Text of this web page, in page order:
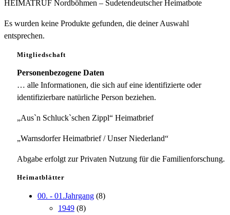
HEIMATRUF Nordböhmen – Sudetendeutscher Heimatbote
Es wurden keine Produkte gefunden, die deiner Auswahl
entsprechen.
Mitgliedschaft
Personenbezogene Daten
… alle Informationen, die sich auf eine identifizierte oder
identifizierbare natürliche Person beziehen.
„Aus`n Schluck`schen Zippl“ Heimatbrief
„Warnsdorfer Heimatbrief / Unser Niederland“
Abgabe erfolgt zur Privaten Nutzung für die Familienforschung.
Heimatblätter
00. - 01.Jahrgang (8)
1949 (8)